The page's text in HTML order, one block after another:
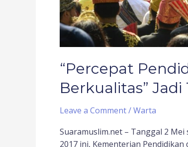
“Percepat
Berkualitas”
Leave a Comment/Warta
Suaramuslim.net – Tanggal 2
2017 ini, Kementerian